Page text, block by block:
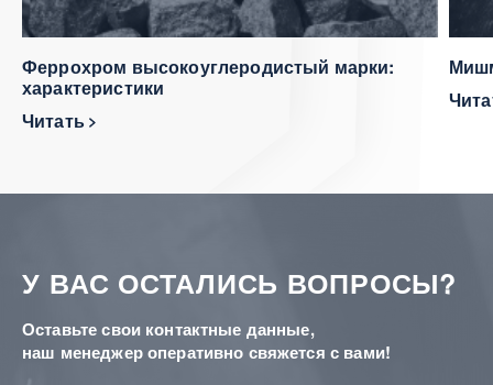
Феррохром высокоуглеродистый марки:
характеристики
Читать
У ВАС ОСТАЛИСЬ ВОПРОСЫ?
Оставьте свои контактные данные,
наш менеджер оперативно свяжется с вами!